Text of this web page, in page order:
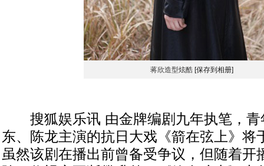
蒋欣造型炫酷 [保存到相册]
搜狐娱乐讯 由金牌编剧九年执笔，青
东、陈龙主演的抗日大戏《箭在弦上》将
虽然该剧在播出前曾备受争议，但随着开